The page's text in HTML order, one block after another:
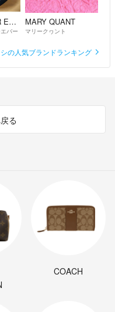
MAKE UP FOR EVER
バー
MARY QUANT
マリークヮント
の人気ブランドランキング
る
COACH